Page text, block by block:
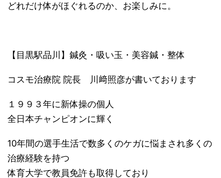
どれだけ体がほぐれるのか、お楽しみに。
【目黒駅品川】鍼灸・吸い玉・美容鍼・整体
コスモ治療院 院長 川﨑照彦が書いております
１９９３年に新体操の個人
全日本チャンピオンに輝く
10年間の選手生活で数多くのケガに悩まされ多くの
治療経験を持つ
体育大学で教員免許も取得しており